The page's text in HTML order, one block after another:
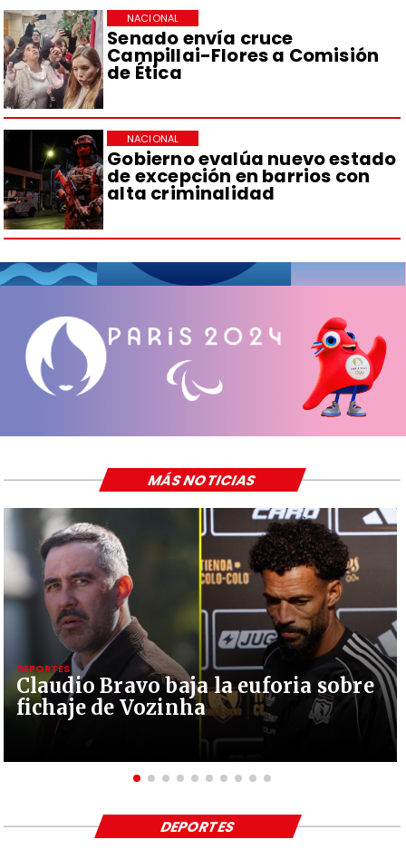
Senado envía cruce
Campillai-Flores a Comisión
de Ética
NACIONAL
Gobierno evalúa nuevo estado
de excepción en barrios con
alta criminalidad
NACIONAL
Claudio Bravo baja la euforia sobre
fichaje de Vozinha
DEPORTES
MÁS NOTICIAS
DEPORTES